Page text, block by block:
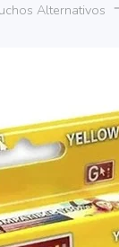
Alternativos